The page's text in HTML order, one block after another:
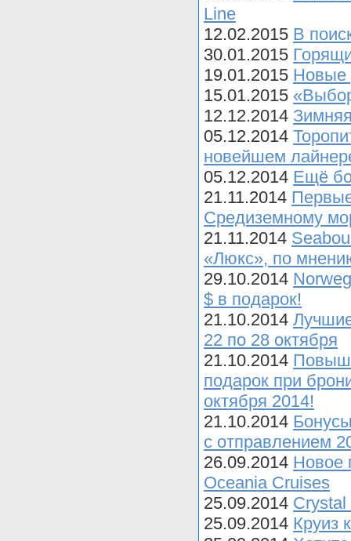
Line
12.02.2015 В
30.01.2015
19.01.2015 Новые
15.01.2015
12.12.2014
05.12.2014
новейшем
05.12.2014 Ещё
21.11.2014
Средиземному
21.11.2014
«Люкс», по
29.10.2014
$ в подарок!
21.10.2014
22 по 28 октября
21.10.2014
подарок при
октября 2014!
21.10.2014
с отправлением
26.09.2014 Новое
Oceania Cruises
25.09.2014
25.09.2014 Круиз